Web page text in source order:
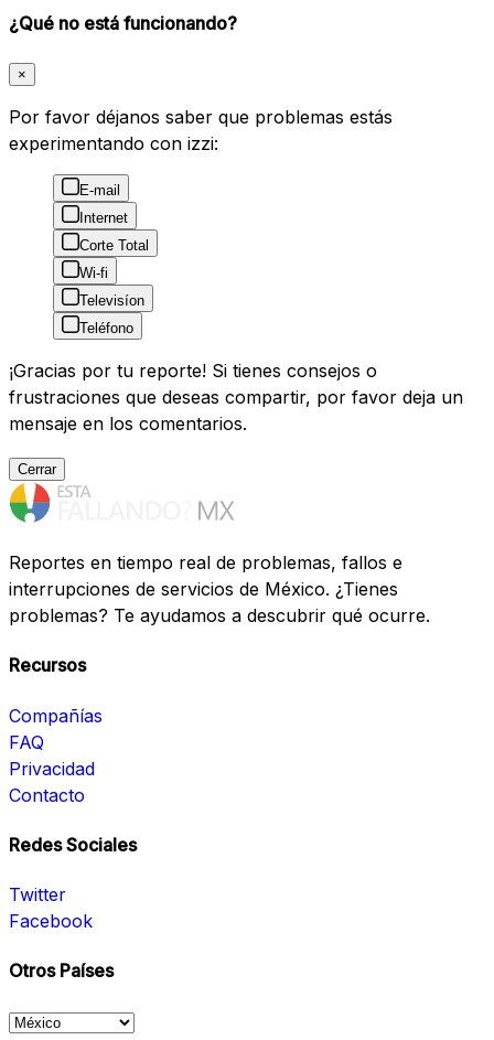
¿Qué no está funcionando?
×
Por favor déjanos saber que problemas estás
experimentando con izzi:
E-mail
Internet
Corte Total
Wi-fi
Televisíon
Teléfono
¡Gracias por tu reporte! Si tienes consejos o
frustraciones que deseas compartir, por favor deja un
mensaje en los comentarios.
Cerrar
Reportes en tiempo real de problemas, fallos e
interrupciones de servicios de México. ¿Tienes
problemas? Te ayudamos a descubrir qué ocurre.
Recursos
Compañías
FAQ
Privacidad
Contacto
Redes Sociales
Twitter
Facebook
Otros Países